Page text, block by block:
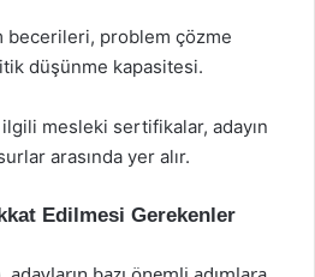
becerileri, problem çözme
düşünme kapasitesi.
mesleki sertifikalar, adayın
arasında yer alır.
Edilmesi Gerekenler